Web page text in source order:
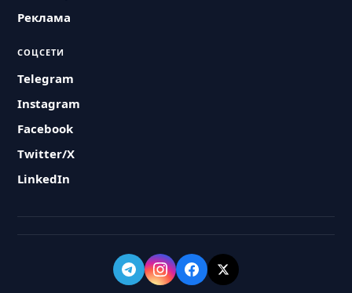
Реклама
СОЦСЕТИ
Telegram
Instagram
Facebook
Twitter/X
LinkedIn